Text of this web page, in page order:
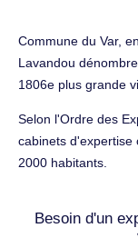
Commune du Var,
Lavandou
1806e plus grande
Selon l'Ordre des
cabinets d'expertise
2000 habitants.
Besoin d'un